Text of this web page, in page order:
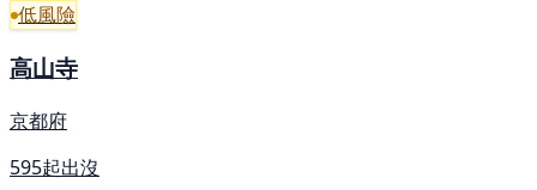
低風險
高山寺
京都府
595起出沒